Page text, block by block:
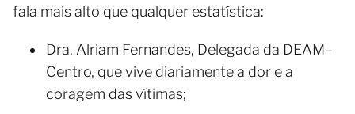
fala mais alto que qualquer estatística:
Dra. Alriam Fernandes, Delegada da DEAM–
Centro, que vive diariamente a dor e a
coragem das vítimas;